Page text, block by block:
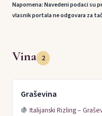
Napomena: Navedeni podaci su
vlasnik portala ne odgovara za
Vina 2
Graševina
🍇 Italijanski Rizling –